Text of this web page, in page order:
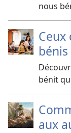
nous
Ceux
bénis
bénit
aux